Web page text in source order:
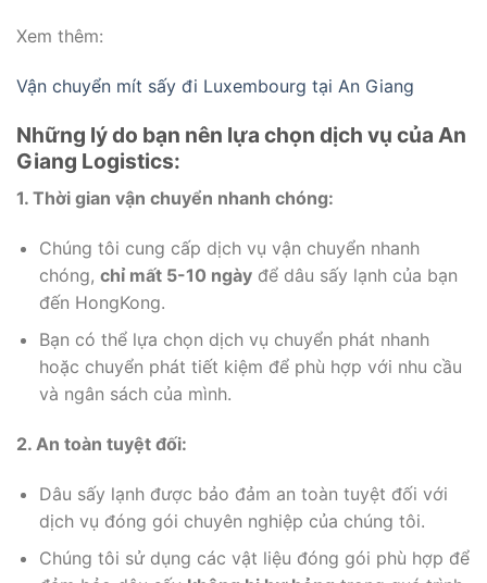
Xem thêm:
Vận chuyển mít sấy đi Luxembourg tại An Giang
Những lý do bạn nên lựa chọn dịch vụ của An
Giang Logistics:
1. Thời gian vận chuyển nhanh chóng:
Chúng tôi cung cấp dịch vụ vận chuyển nhanh
chóng, chỉ mất 5-10 ngàyđể dâu sấy lạnh của bạn
đến HongKong.
Bạn có thể lựa chọn dịch vụ chuyển phát nhanh
hoặc chuyển phát tiết kiệm để phù hợp với nhu cầu
và ngân sách của mình.
2. An toàn tuyệt đối:
Dâu sấy lạnh được bảo đảm an toàn tuyệt đối với
dịch vụ đóng gói chuyên nghiệp của chúng tôi.
Chúng tôi sử dụng các vật liệu đóng gói phù hợp để